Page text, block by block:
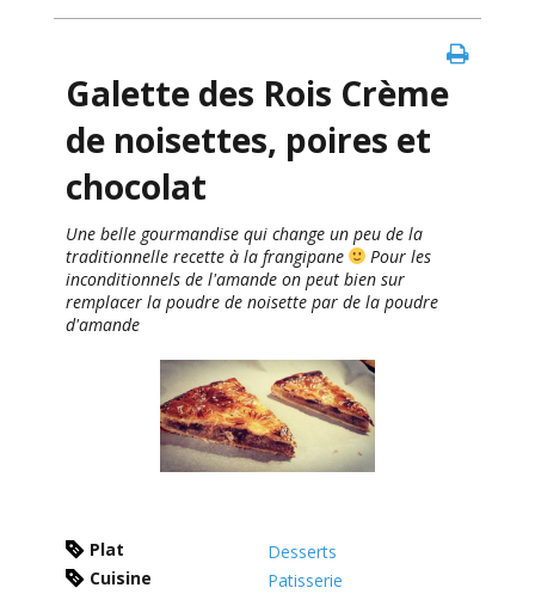
Galette des Rois Crème
de noisettes, poires et
chocolat
Une belle gourmandise qui change un peu de la
traditionnelle recette à la frangipane
Pour les
inconditionnels de l'amande on peut bien sur
remplacer la poudre de noisette par de la poudre
d'amande
Plat
Desserts
Cuisine
Patisserie